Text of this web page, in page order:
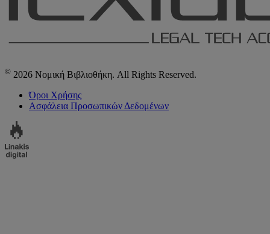
© 2026 Νομική Βιβλιοθήκη. All Rights Reserved.
Όροι Χρήσης
Ασφάλεια Προσωπικών Δεδομένων